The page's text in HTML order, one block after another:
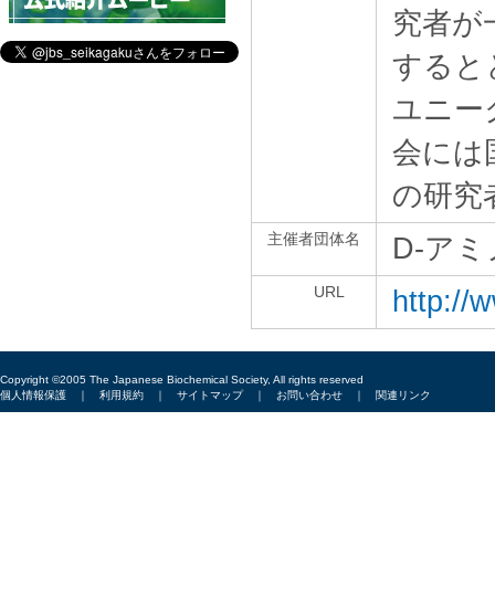
究者が
すると
ユニー
会には
の研究
主催者団体名 D-アミ
URL http://
Copyright ©2005 The Japanese Biochemical Society, All rights reserved
個人情報保護 ｜ 利用規約 ｜ サイトマップ｜ お問い合わせ ｜ 関連リンク